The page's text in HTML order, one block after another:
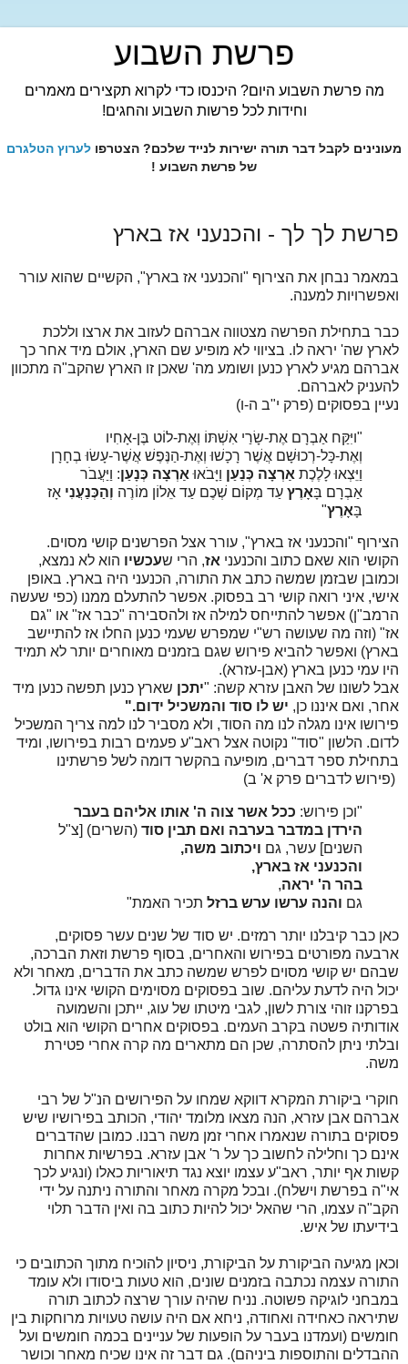
פרשת השבוע
מה פרשת השבוע היום? היכנסו כדי לקרוא תקצירים מאמרים
וחידות לכל פרשות השבוע והחגים!
מעונינים לקבל דבר תורה ישירות לנייד שלכם? הצטרפו לערוץ הטלגרם
של פרשת השבוע !
פרשת לך לך - והכנעני אז בארץ
במאמר נבחן את הצירוף "והכנעני אז בארץ", הקשיים שהוא עורר
ואפשרויות למענה.
כבר בתחילת הפרשה מצטווה אברהם לעזוב את ארצו וללכת
לארץ שה' יראה לו. בציווי לא מופיע שם הארץ, אולם מיד אחר כך
אברהם מגיע לארץ כנען ושומע מה' שאכן זו הארץ שהקב"ה מתכוון
להעניק לאברהם.
נעיין בפסוקים (פרק י"ב ה-ו)
"ויִּקַּח אַבְרָם אֶת-שָׂרַי אִשְׁתּוֹ וְאֶת-לוֹט בֶּן-אָחִיו
וְאֶת-כָּל-רְכוּשָׁם אֲשֶׁר רָכָשׁוּ וְאֶת-הַנֶּפֶשׁ אֲשֶׁר-עָשׂוּ בְחָרָן
וַיֵּצְאוּ לָלֶכֶת אַרְצָה כְּנַעַן וַיָּבֹאוּ אַרְצָה כְּנָעַן: וַיַּעֲבֹר
אַבְרָם בָּאָרֶץ עַד מְקוֹם שְׁכֶם עַד אֵלוֹן מוֹרֶה וְהַכְּנַעֲנִי אָז
בָּאָרֶץ"
הצירוף "והכנעני אז בארץ", עורר אצל הפרשנים קושי מסוים.
הקושי הוא שאם כתוב והכנעני אז, הרי שעכשיו הוא לא נמצא,
וכמובן שבזמן שמשה כתב את התורה, הכנעני היה בארץ. באופן
אישי, איני רואה קושי רב בפסוק. אפשר להתעלם ממנו (כפי שעשה
הרמב"ן) אפשר להתייחס למילה אז ולהסבירה "כבר אז" או "גם
אז" (וזה מה שעושה רש"י שמפרש שעמי כנען החלו אז להתיישב
בארץ) ואפשר להביא פירוש שגם בזמנים מאוחרים יותר לא תמיד
היו עמי כנען בארץ (אבן-עזרא).
אבל לשונו של האבן עזרא קשה: "יתכן שארץ כנען תפשה כנען מיד
אחר, ואם איננו כן, יש לו סוד והמשכיל ידום."
פירושו אינו מגלה לנו מה הסוד, ולא מסביר לנו למה צריך המשכיל
לדום. הלשון "סוד" נקוטה אצל ראב"ע פעמים רבות בפירושו, ומיד
בתחילת ספר דברים, מופיעה בהקשר דומה לשל פרשתינו
(פירוש לדברים פרק א' ב)
"וכן פירוש: ככל אשר צוה ה' אותו אליהם בעבר
הירדן במדבר בערבה ואם תבין סוד (השרים) [צ"ל
השנים] עשר, גם ויכתוב משה,
והכנעני אז בארץ,
בהר ה' יראה,
גם והנה ערשו ערש ברזל תכיר האמת"
כאן כבר קיבלנו יותר רמזים. יש סוד של שנים עשר פסוקים,
ארבעה מפורטים בפירוש והאחרים, בסוף פרשת וזאת הברכה,
שבהם יש קושי מסוים לפרש שמשה כתב את הדברים, מאחר ולא
יכול היה לדעת עליהם. שוב בפסוקים מסוימים הקושי אינו גדול.
בפרקנו זוהי צורת לשון, לגבי מיטתו של עוג, ייתכן והשמועה
אודותיה פשטה בקרב העמים. בפסוקים אחרים הקושי הוא בולט
ובלתי ניתן להסתרה, שכן הם מתארים מה קרה אחרי פטירת
משה.
חוקרי ביקורת המקרא דווקא שמחו על הפירושים הנ"ל של רבי
אברהם אבן עזרא, הנה מצאו מלומד יהודי, הכותב בפירושיו שיש
פסוקים בתורה שנאמרו אחרי זמן משה רבנו. כמובן שהדברים
אינם כך וחלילה לחשוב כך על ר' אבן עזרא. בפרשיות אחרות
קשות אף יותר, ראב"ע עצמו יוצא נגד תיאוריות כאלו (ונגיע לכך
אי"ה בפרשת וישלח). ובכל מקרה מאחר והתורה ניתנה על ידי
הקב"ה עצמו, הרי שהאל יכול להיות כתוב בה ואין הדבר תלוי
בידיעתו של איש.
וכאן מגיעה הביקורת על הביקורת, ניסיון להוכיח מתוך הכתובים כי
התורה עצמה נכתבה בזמנים שונים, הוא טעות ביסודו ולא עומד
במבחני לוגיקה פשוטה. נניח שהיה עורך שרצה לכתוב תורה
שתיראה כאחידה ואחודה, ניחא אם היה עושה טעויות מרוחקות בין
חומשים (ועמדנו בעבר על הופעות של עניינים בכמה חומשים ועל
ההבדלים והתוספות ביניהם). גם דבר זה אינו שכיח מאחר וכושר